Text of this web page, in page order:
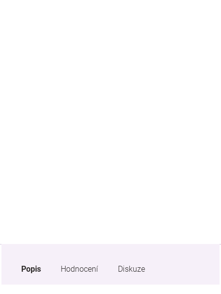
Popis Hodnocení Diskuze